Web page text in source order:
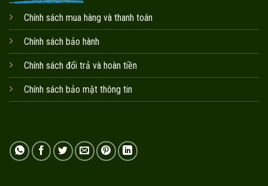
Chính sách mua hàng và thanh toán
Chính sách bảo hành
Chính sách đổi trả và hoàn tiền
Chính sách bảo mật thông tin